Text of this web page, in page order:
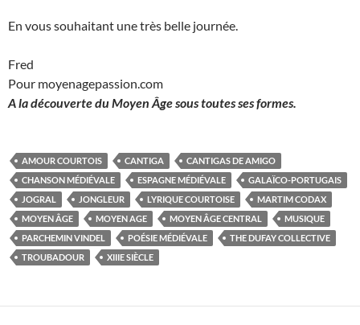
En vous souhaitant une très belle journée.
Fred
Pour moyenagepassion.com
A la découverte du Moyen Âge sous toutes ses formes.
AMOUR COURTOIS CANTIGA
CANTIGAS DE AMIGO
CHANSON MÉDIÉVALE
ESPAGNE MÉDIÉVALE
GALAÏCO-PORTUGAIS
JOGRAL
JONGLEUR LYRIQUE COURTOISE
MARTIM CODAX
MOYEN ÂGE
MOYEN AGE MOYEN ÂGE CENTRAL
MUSIQUE
PARCHEMIN VINDEL
POÉSIE MÉDIÉVALE
THE DUFAY COLLECTIVE
TROUBADOUR
XIIIE SIÈCLE